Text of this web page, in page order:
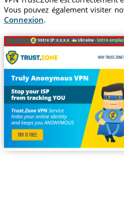
Vous pouvez également visiter
Connexion.
Votre IP: x.x.x.x · Ukraine ·Votre